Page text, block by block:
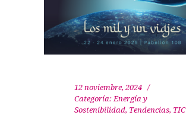
12 noviembre, 2024
Categoría: Energía y
Sostenibilidad, Tendencias, TIC